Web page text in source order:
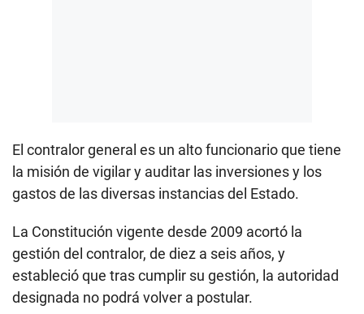
El contralor general es un alto funcionario que tiene
la misión de vigilar y auditar las inversiones y los
gastos de las diversas instancias del Estado.
La Constitución vigente desde 2009 acortó la
gestión del contralor, de diez a seis años, y
estableció que tras cumplir su gestión, la autoridad
designada no podrá volver a postular.